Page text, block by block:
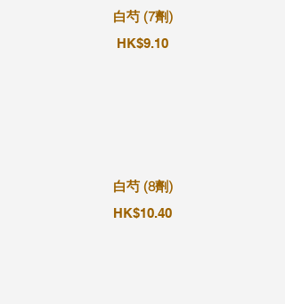
白芍 (7劑)
HK$9.10
白芍 (8劑)
HK$10.40